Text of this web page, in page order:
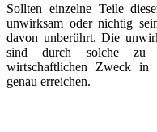
Sollten einzelne Teile
unwirksam oder nichtig
davon unberührt. Die
sind durch solche zu
wirtschaftlichen Zweck in
genau erreichen.